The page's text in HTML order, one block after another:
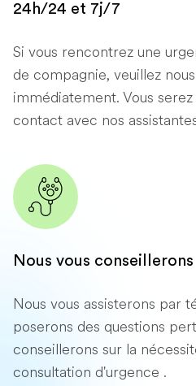
24h/24 et 7j/7
Si vous rencontrez une
de compagnie, veuillez
immédiatement. Vous
contact avec nos
Nous vous conseillerons
Nous vous assisterons par
poserons des questions
conseillerons sur la
consultation d'urgence .